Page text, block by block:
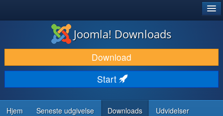
DOWNLOAD & UDVID
OPDAG & LÆR
FÆLLESSKABET & SUPPORT
UDVIKLERRESSOURCER
Joomla! Downloads
Download
Start
Hjem Seneste udgivelse Downloads Udvidelser